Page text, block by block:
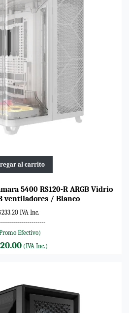
al carrito
5400 RS120-R ARGB Vidrio
ventiladores / Blanco
IVA Inc.
Efectivo)
(IVA Inc.)